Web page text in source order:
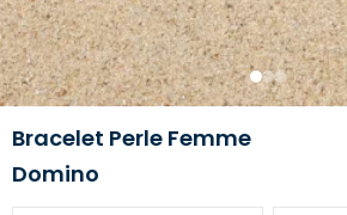
1 23
Bracelet Perle Femme
Domino